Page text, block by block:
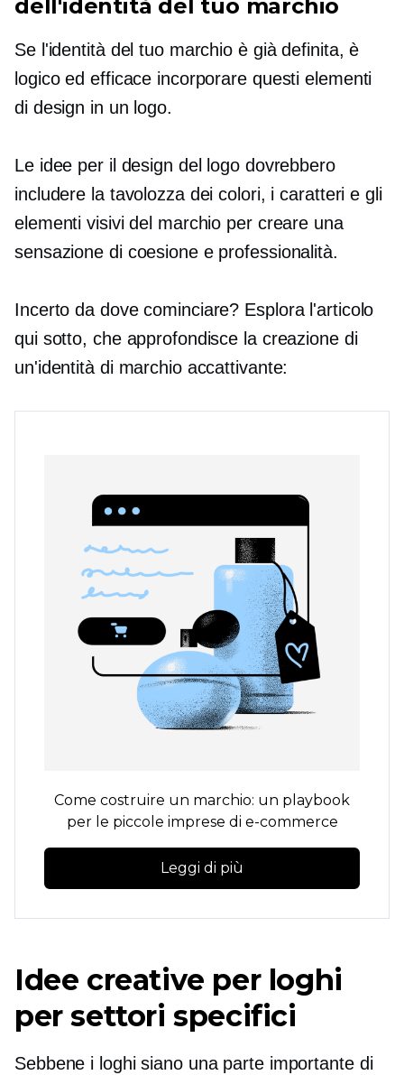
dell'identità del tuo marchio
Se l'identità del tuo marchio è già definita, è
logico ed efficace incorporare questi elementi
di design in un logo.
Le idee per il design del logo dovrebbero
includere la tavolozza dei colori, i caratteri e gli
elementi visivi del marchio per creare una
sensazione di coesione e professionalità.
Incerto da dove cominciare? Esplora l'articolo
qui sotto, che approfondisce la creazione di
un'identità di marchio accattivante:
Come costruire un marchio: un playbook
per le piccole imprese di e-commerce
Leggi di più
Idee creative per loghi
per settori specifici
Sebbene i loghi siano una parte importante di